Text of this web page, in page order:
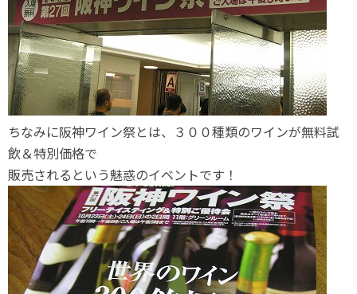
ちなみに阪神ワイン祭とは、３００種類のワインが無料試
飲＆特別価格で
販売されるという魅惑のイベントです！